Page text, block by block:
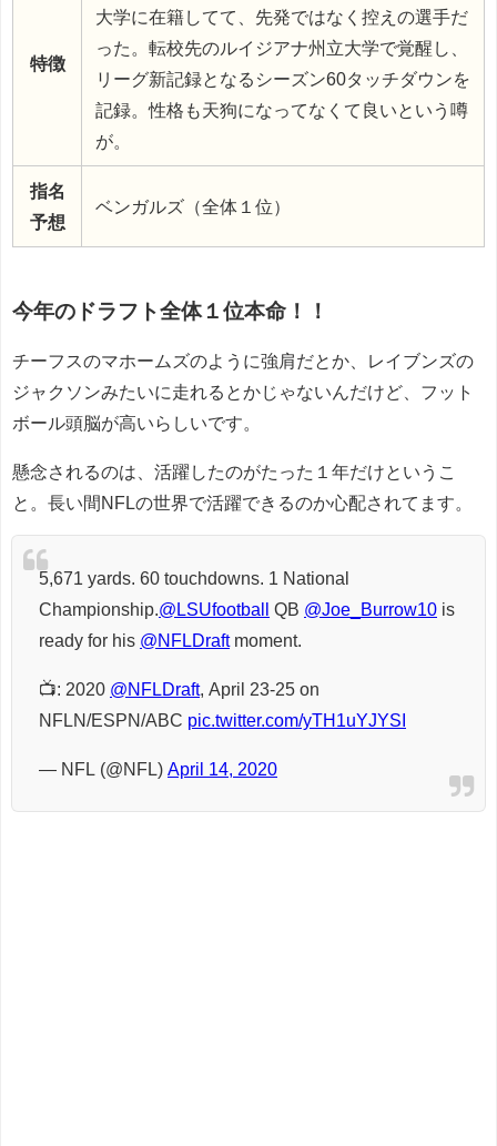
特徴
大学に在籍してて、先発ではなく控えの選手だ
った。転校先のルイジアナ州立大学で覚醒し、
リーグ新記録となるシーズン60タッチダウンを
記録。性格も天狗になってなくて良いという噂
が。
指名
予想
ベンガルズ（全体１位）
今年のドラフト全体１位本命！！
チーフスのマホームズのように強肩だとか、レイブンズの
ジャクソンみたいに走れるとかじゃないんだけど、フット
ボール頭脳が高いらしいです。
懸念されるのは、活躍したのがたった１年だけというこ
と。長い間NFLの世界で活躍できるのか心配されてます。
5,671 yards. 60 touchdowns. 1 National
Championship. @LSUfootball QB @Joe_Burrow10 is
ready for his @NFLDraftmoment.
📺: 2020 @NFLDraft, April 23-25 on
NFLN/ESPN/ABC pic.twitter.com/yTH1uYJYSI
— NFL (@NFL) April 14, 2020